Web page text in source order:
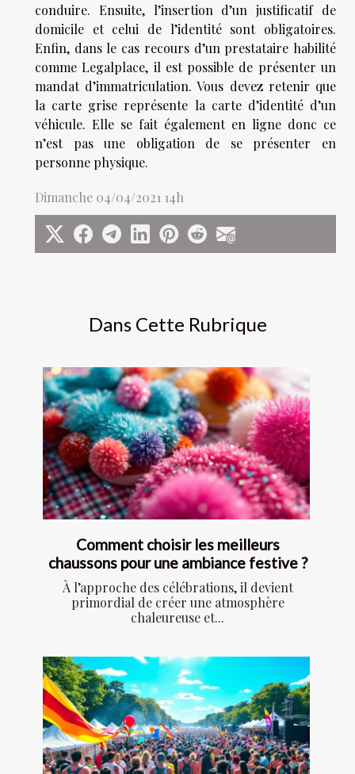
Dans Cette Rubrique
Comment choisir les meilleurs
chaussons pour une ambiance festive ?
À l’approche des célébrations, il devient
primordial de créer une atmosphère
chaleureuse et...
conduire. Ensuite, l’insertion d’un justificatif de
domicile et celui de l’identité sont obligatoires.
Enfin, dans le cas recours d’un prestataire habilité
comme Legalplace, il est possible de présenter un
mandat d’immatriculation. Vous devez retenir que
la carte grise représente la carte d’identité d’un
véhicule. Elle se fait également en ligne donc ce
n’est pas une obligation de se présenter en
personne physique.
Dimanche 04/04/2021 14h